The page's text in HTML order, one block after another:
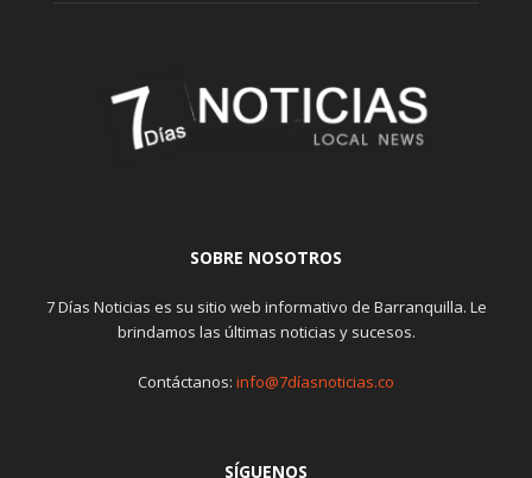
SOBRE NOSOTROS
7 Días Noticias es su sitio web informativo de Barranquilla. Le
brindamos las últimas noticias y sucesos.
Contáctanos: info@7díasnoticias.co
SÍGUENOS